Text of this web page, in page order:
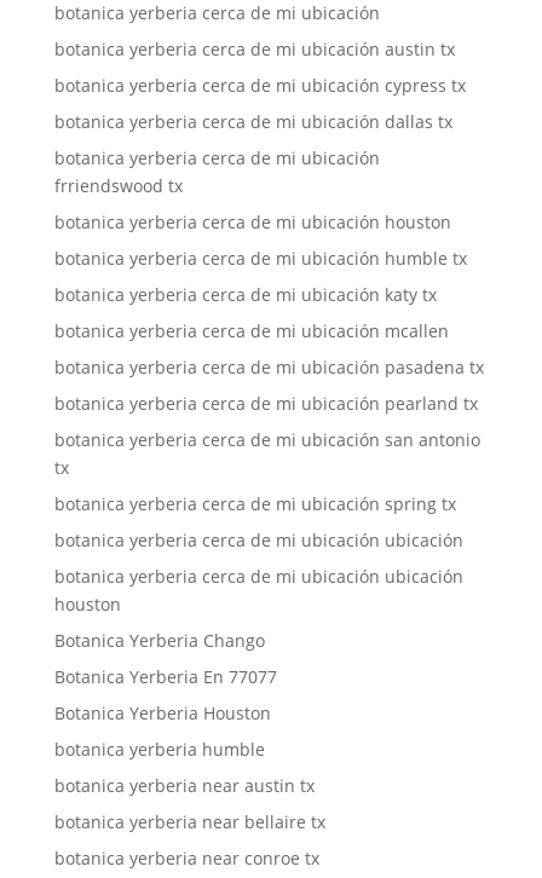
botanica yerberia cerca de mi ubicación
botanica yerberia cerca de mi ubicación austin tx
botanica yerberia cerca de mi ubicación cypress tx
botanica yerberia cerca de mi ubicación dallas tx
botanica yerberia cerca de mi ubicación
frriendswood tx
botanica yerberia cerca de mi ubicación houston
botanica yerberia cerca de mi ubicación humble tx
botanica yerberia cerca de mi ubicación katy tx
botanica yerberia cerca de mi ubicación mcallen
botanica yerberia cerca de mi ubicación pasadena tx
botanica yerberia cerca de mi ubicación pearland tx
botanica yerberia cerca de mi ubicación san antonio
tx
botanica yerberia cerca de mi ubicación spring tx
botanica yerberia cerca de mi ubicación ubicación
botanica yerberia cerca de mi ubicación ubicación
houston
Botanica Yerberia Chango
Botanica Yerberia En 77077
Botanica Yerberia Houston
botanica yerberia humble
botanica yerberia near austin tx
botanica yerberia near bellaire tx
botanica yerberia near conroe tx